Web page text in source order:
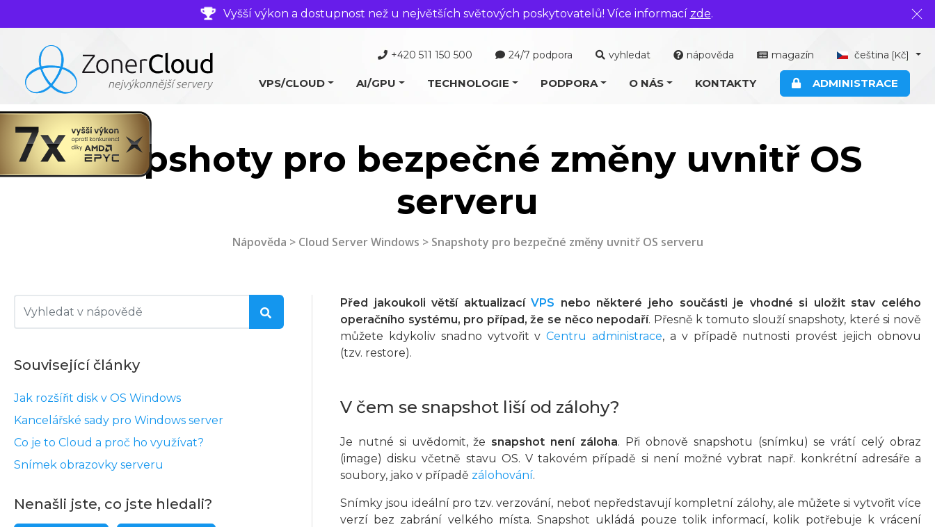
Vyšší výkon a dostupnost než u největších světových poskytovatelů! Více informací zde.
+420 511 150 500 24/7 podpora vyhledat nápověda magazín čeština [Kč]
VPS/CLOUD AI/GPU TECHNOLOGIE PODPORA O NÁS KONTAKTY ADMINISTRACE
Snapshoty pro bezpečné změny uvnitř OS
serveru
Nápověda > Cloud Server Windows > Snapshoty pro bezpečné změny uvnitř OS serveru
Související články
Jak rozšířit disk v OS Windows
Kancelářské sady pro Windows server
Co je to Cloud a proč ho využívat?
Snímek obrazovky serveru
Nenašli jste, co jste hledali?
Před jakoukoli větší aktualizacíVPS nebo některé jeho součásti je vhodné si uložit stav celého
operačního systému, pro případ, že se něco nepodaří. Přesně k tomuto slouží snapshoty, které si nově
můžete kdykoliv snadno vytvořit vCentru administrace, a v případě nutnosti provést jejich obnovu
(tzv. restore).
V čem se snapshot liší od zálohy?
Je nutné si uvědomit, že snapshot není záloha. Při obnově snapshotu (snímku) se vrátí celý obraz
(image) disku včetně stavu OS. V takovém případě si není možné vybrat např. konkrétní adresáře a
soubory, jako v případě zálohování.
Snímky jsou ideální pro tzv. verzování, neboť nepředstavují kompletní zálohy, ale můžete si vytvořit více
verzí bez zabrání velkého místa. Snapshot ukládá pouze tolik informací, kolik potřebuje k vrácení